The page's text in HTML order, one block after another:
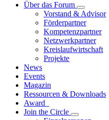
Über das Forum
Vorstand & Advisor
Förderpartner
Kompetenzpartner
Netzwerkpartner
Kreislaufwirtschaft
Projekte
News
Events
Magazin
Ressourcen & Downloads
Award
Join the Circle